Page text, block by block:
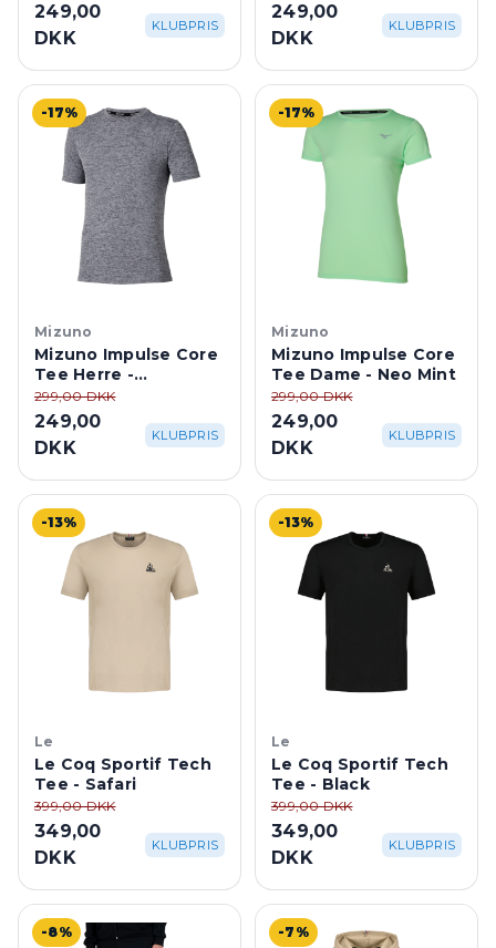
249,00
DKK
KLUBPRIS
249,00
DKK
KLUBPRIS
-17%
Mizuno
Mizuno Impulse Core
Tee Herre -
Quicksilver
299,00 DKK
249,00
DKK
KLUBPRIS
-17%
Mizuno
Mizuno Impulse Core
Tee Dame - Neo Mint
299,00 DKK
249,00
DKK
KLUBPRIS
-13%
Le
Le Coq Sportif Tech
Tee - Safari
399,00 DKK
349,00
DKK
KLUBPRIS
-13%
Le
Le Coq Sportif Tech
Tee - Black
399,00 DKK
349,00
DKK
KLUBPRIS
-8% -7%